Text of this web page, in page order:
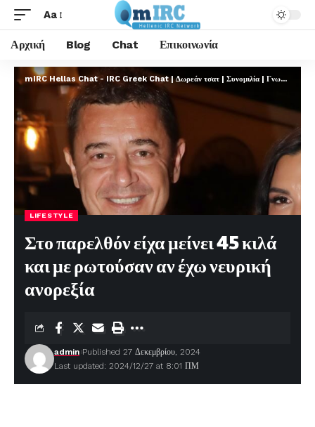
Aa
Αρχική Blog Chat Επικοινωνία
mIRC Hellas Chat - IRC Greek Chat | Δωρεάν τσατ | Συνομιλία | Γνωριμίες | FREE
LIFESTYLE
Στο παρελθόν είχα μείνει 45 κιλά
και με ρωτούσαν αν έχω νευρική
ανορεξία
Last updated: 2024/12/27 at 8:01 ΠΜ
admin Published 27 Δεκεμβρίου, 2024